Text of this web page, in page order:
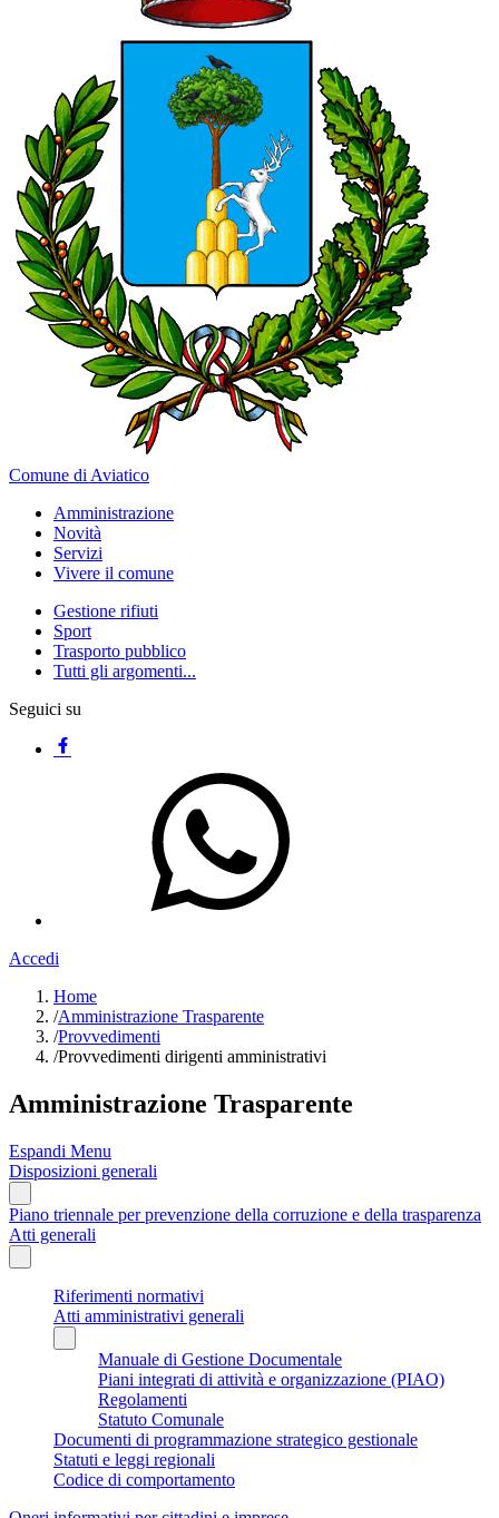
Comune di Aviatico
Amministrazione
Novità
Servizi
Vivere il comune
Gestione rifiuti
Sport
Trasporto pubblico
Tutti gli argomenti...
Seguici su
Accedi
Home
/Amministrazione Trasparente
/Provvedimenti
/Provvedimenti dirigenti amministrativi
Amministrazione Trasparente
Espandi Menu
Disposizioni generali
Piano triennale per prevenzione della corruzione e della trasparenza
Atti generali
Riferimenti normativi
Atti amministrativi generali
Manuale di Gestione Documentale
Piani integrati di attività e organizzazione (PIAO)
Regolamenti
Statuto Comunale
Documenti di programmazione strategico gestionale
Statuti e leggi regionali
Codice di comportamento